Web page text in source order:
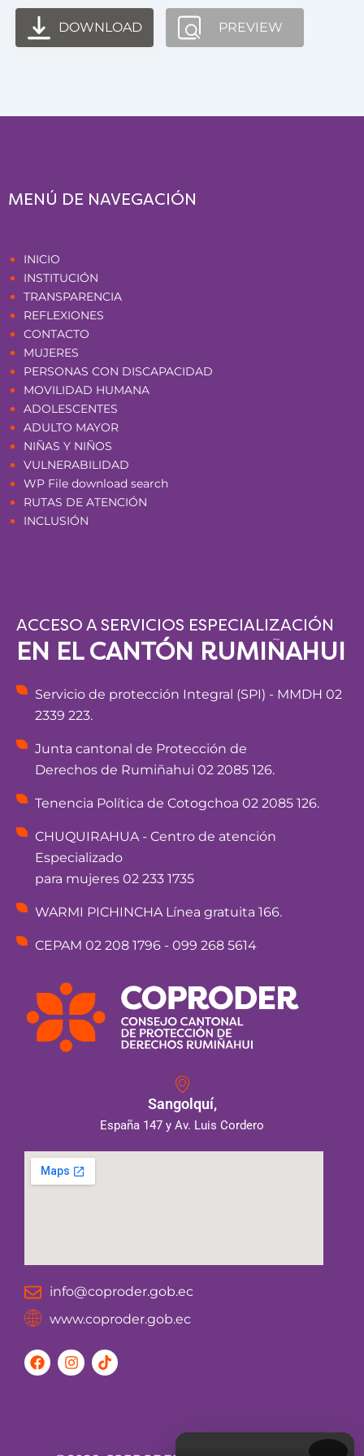
DOWNLOAD PREVIEW
MENÚ DE NAVEGACIÓN
INICIO
INSTITUCIÓN
TRANSPARENCIA
REFLEXIONES
CONTACTO
MUJERES
PERSONAS CON DISCAPACIDAD
MOVILIDAD HUMANA
ADOLESCENTES
ADULTO MAYOR
NIÑAS Y NIÑOS
VULNERABILIDAD
WP File download search
RUTAS DE ATENCIÓN
INCLUSIÓN
ACCESO A SERVICIOS ESPECIALIZACIÓN
EN EL CANTÓN RUMIÑAHUI
Servicio de protección Integral (SPI) - MMDH 02
2339 223.
Junta cantonal de Protección de
Derechos de Rumiñahui 02 2085 126.
Tenencia Política de Cotogchoa 02 2085 126.
CHUQUIRAHUA - Centro de atención
Especializado
para mujeres 02 233 1735
WARMI PICHINCHA Línea gratuita 166.
CEPAM 02 208 1796 - 099 268 5614
Sangolquí,
España 147 y Av. Luis Cordero
info@coproder.gob.ec
www.coproder.gob.ec
F
a
I
n
T
i